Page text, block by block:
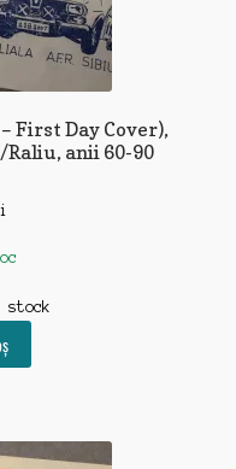
First Day Cover),
anii 60-90